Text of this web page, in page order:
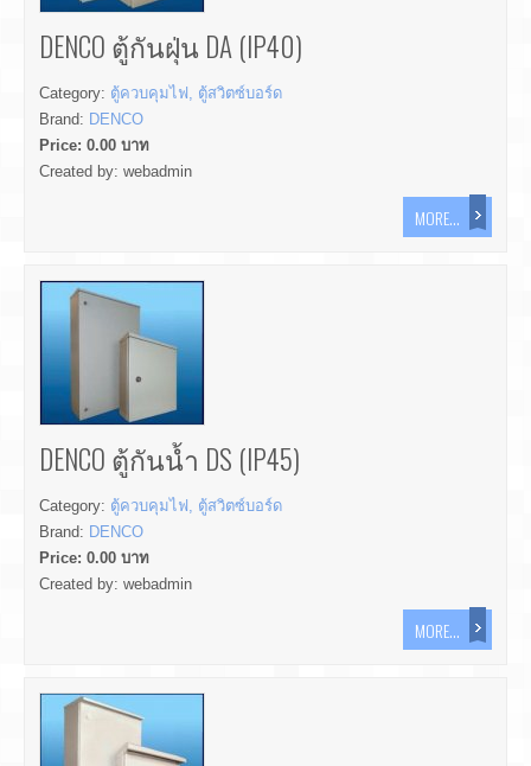
DENCO ตู้กันฝุ่น DA (IP40)
Category: ตู้ควบคุมไฟ, ตู้สวิตซ์บอร์ด
Brand: DENCO
Price: 0.00 บาท
Created by: webadmin
MORE...
DENCO ตู้กันน้ำ DS (IP45)
Category: ตู้ควบคุมไฟ, ตู้สวิตซ์บอร์ด
Brand: DENCO
Price: 0.00 บาท
Created by: webadmin
MORE...